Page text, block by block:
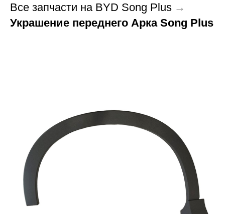
Все запчасти на BYD Song Plus →
Украшение переднего Арка Song Plus